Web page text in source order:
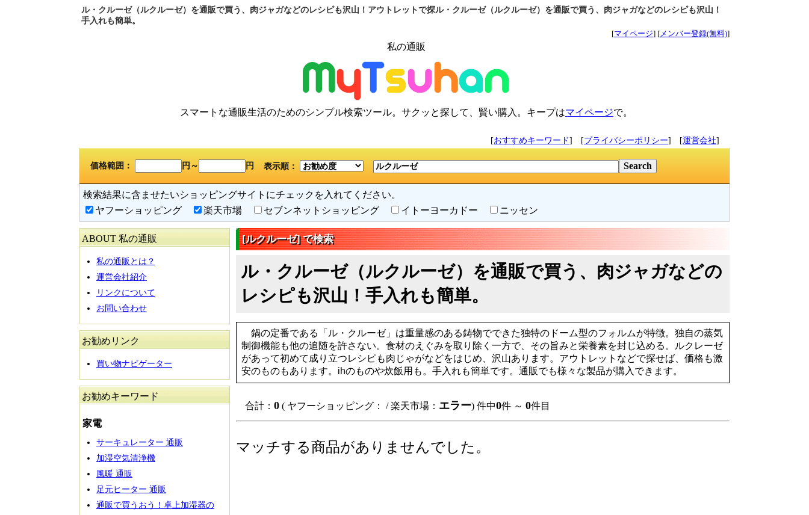
ル・クルーゼ（ルクルーゼ）を通販で買う、肉ジャガなどのレシピも沢山！アウトレットで探ル・クルーゼ（ルクルーゼ）を通販で買う、肉ジャガなどのレシピも沢山！
手入れも簡単。
[マイページ] [メンバー登録(無料)]
私の通販
スマートな通販生活のためのシンプル検索ツール。サクッと探して、賢い購入。キープはマイページで。
[おすすめキーワード] [プライバシーポリシー] [運営会社]
価格範囲： 円～ 円 表示順：
検索結果に含ませたいショッピングサイトにチェックを入れてください。
ヤフーショッピング
楽天市場 セブンネットショッピング イトーヨーカドー ニッセン
ABOUT 私の通販
私の通販とは？
運営会社紹介
リンクについて
お問い合わせ
お勧めリンク
買い物ナビゲーター
お勧めキーワード
家電
サーキュレーター 通販
加湿空気清浄機
風暖 通販
足元ヒーター 通販
通販で買うおう！卓上加湿器の
[ルクルーゼ] で検索
ル・クルーゼ（ルクルーゼ）を通販で買う、肉ジャガなどの
レシピも沢山！手入れも簡単。
鍋の定番である「ル・クルーゼ」は重量感のある鋳物でできた独特のドーム型のフォルムが特徴。独自の蒸気
制御機能も他の追随を許さない。食材のえぐみを取り除く一方で、その旨みと栄養素を封じ込める。ルクレーゼ
があって初めて成り立つレシピも肉じゃがなどをはじめ、沢山あります。アウトレットなどで探せば、価格も激
安のものもあります。ihのものや炊飯用も。手入れも簡単です。通販でも様々な製品が購入できます。
合計： 0 ( ヤフーショッピング： / 楽天市場： エラー) 件中0件 ～ 0件目
マッチする商品がありませんでした。